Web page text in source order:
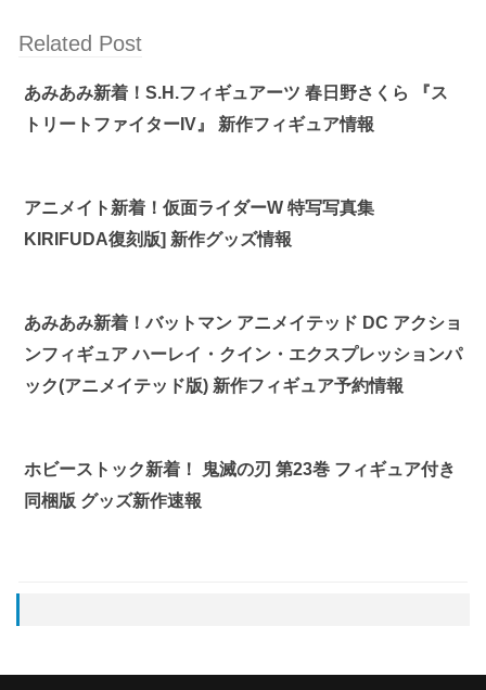
Related Post
あみあみ新着！S.H.フィギュアーツ 春日野さくら 『ス
トリートファイターIV』 新作フィギュア情報
アニメイト新着！仮面ライダーW 特写写真集
KIRIFUDA復刻版] 新作グッズ情報
あみあみ新着！バットマン アニメイテッド DC アクショ
ンフィギュア ハーレイ・クイン・エクスプレッションパ
ック(アニメイテッド版) 新作フィギュア予約情報
ホビーストック新着！ 鬼滅の刃 第23巻 フィギュア付き
同梱版 グッズ新作速報